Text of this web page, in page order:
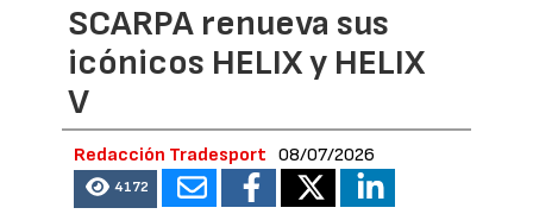
SCARPA renueva sus
icónicos HELIX y HELIX
V
Redacción Tradesport 08/07/2026
4172